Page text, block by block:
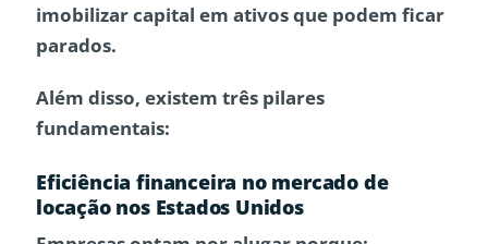
imobilizar capital em ativos que podem ficar
parados.
Além disso, existem três pilares
fundamentais:
Eficiência financeira no mercado de
locação nos Estados Unidos